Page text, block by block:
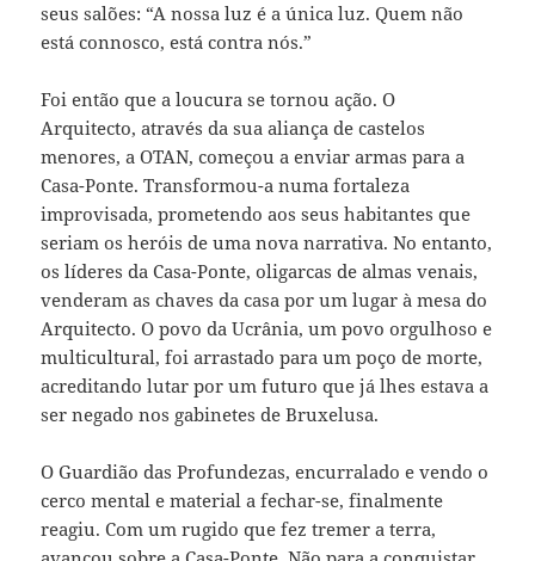
seus salões: “A nossa luz é a única luz. Quem não
está connosco, está contra nós.”
Foi então que a loucura se tornou ação. O
Arquitecto, através da sua aliança de castelos
menores, a OTAN, começou a enviar armas para a
Casa-Ponte. Transformou-a numa fortaleza
improvisada, prometendo aos seus habitantes que
seriam os heróis de uma nova narrativa. No entanto,
os líderes da Casa-Ponte, oligarcas de almas venais,
venderam as chaves da casa por um lugar à mesa do
Arquitecto. O povo da Ucrânia, um povo orgulhoso e
multicultural, foi arrastado para um poço de morte,
acreditando lutar por um futuro que já lhes estava a
ser negado nos gabinetes de Bruxelusa.
O Guardião das Profundezas, encurralado e vendo o
cerco mental e material a fechar-se, finalmente
reagiu. Com um rugido que fez tremer a terra,